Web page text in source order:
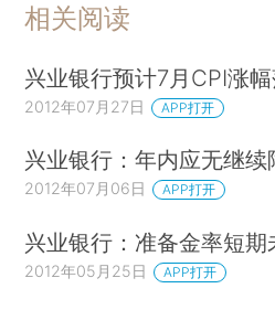
相关阅读
兴业银行预计7月CPI涨
2012年07月27日 APP打开
兴业银行：年内应无继续
2012年07月06日 APP打开
兴业银行：准备金率短期
2012年05月25日 APP打开